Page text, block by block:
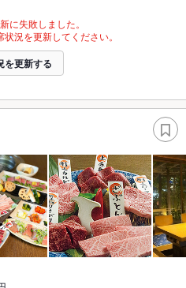
に失敗しました。
況を更新してください。
を更新する